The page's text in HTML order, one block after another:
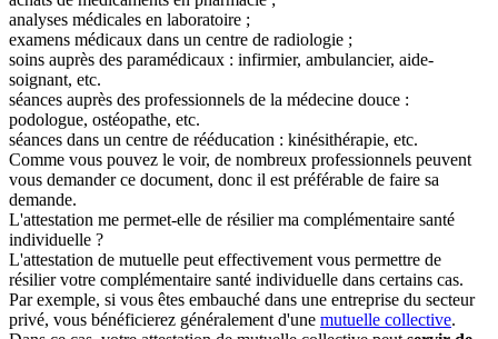
analyses médicales en laboratoire ;
examens médicaux dans un centre de radiologie ;
soins auprès des paramédicaux : infirmier, ambulancier, aide-
soignant, etc.
séances auprès des professionnels de la médecine douce :
podologue, ostéopathe, etc.
séances dans un centre de rééducation : kinésithérapie, etc.
Comme vous pouvez le voir, de nombreux professionnels peuvent
vous demander ce document, donc il est préférable de faire sa
demande.
L'attestation me permet-elle de résilier ma complémentaire santé
individuelle ?
L'attestation de mutuelle peut effectivement vous permettre de
résilier votre complémentaire santé individuelle dans certains cas.
Par exemple, si vous êtes embauché dans une entreprise du secteur
privé, vous bénéficierez généralement d'une mutuelle collective.